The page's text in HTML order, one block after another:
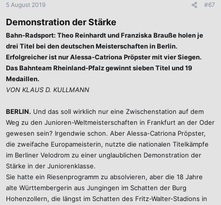
5 August 2019 #67
Demonstration der Stärke
Bahn-Radsport: Theo Reinhardt und Franziska Brauße holen je
drei Titel bei den deutschen Meisterschaften in Berlin.
Erfolgreicher ist nur Alessa-Catriona Pröpster mit vier Siegen.
Das Bahnteam Rheinland-Pfalz gewinnt sieben Titel und 19
Medaillen.
VON KLAUS D. KULLMANN
BERLIN. Und das soll wirklich nur eine Zwischenstation auf dem
Weg zu den Junioren-Weltmeisterschaften in Frankfurt an der Oder
gewesen sein? Irgendwie schon. Aber Alessa-Catriona Pröpster,
die zweifache Europameisterin, nutzte die nationalen Titelkämpfe
im Berliner Velodrom zu einer unglaublichen Demonstration der
Stärke in der Juniorenklasse.
Sie hatte ein Riesenprogramm zu absolvieren, aber die 18 Jahre
alte Württembergerin aus Jungingen im Schatten der Burg
Hohenzollern, die längst im Schatten des Fritz-Walter-Stadions in